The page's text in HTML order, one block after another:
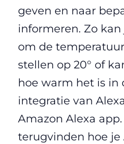
geven en naar
informeren. Zo
om de
stellen op 20° of
hoe warm het is in
integratie van
Amazon Alexa app.
terugvinden hoe je